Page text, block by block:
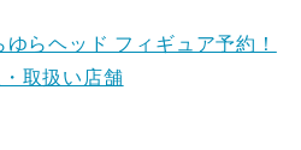
らヘッド フィギュア予約！
取扱い店舗